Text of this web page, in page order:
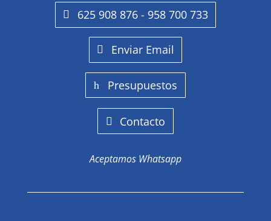
625 908 876 - 958 700 733
Enviar Email
Presupuestos
Contacto
Aceptamos Whatsapp